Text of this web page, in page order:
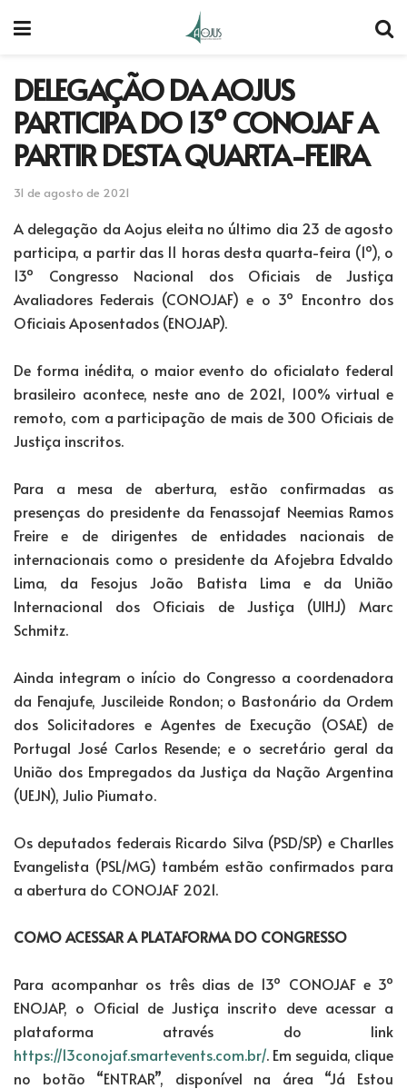
DELEGAÇÃO DA AOJUS
PARTICIPA DO 13º CONOJAF A
PARTIR DESTA QUARTA-FEIRA
31 de agosto de 2021
A delegação da Aojus eleita no último dia 23 de agosto
participa, a partir das 11 horas desta quarta-feira (1º), o
13º Congresso Nacional dos Oficiais de Justiça
Avaliadores Federais (CONOJAF) e o 3º Encontro dos
Oficiais Aposentados (ENOJAP).
De forma inédita, o maior evento do oficialato federal
brasileiro acontece, neste ano de 2021, 100% virtual e
remoto, com a participação de mais de 300 Oficiais de
Justiça inscritos.
Para a mesa de abertura, estão confirmadas as
presenças do presidente da Fenassojaf Neemias Ramos
Freire e de dirigentes de entidades nacionais de
internacionais como o presidente da Afojebra Edvaldo
Lima, da Fesojus João Batista Lima e da União
Internacional dos Oficiais de Justiça (UIHJ) Marc
Schmitz.
Ainda integram o início do Congresso a coordenadora
da Fenajufe, Juscileide Rondon; o Bastonário da Ordem
dos Solicitadores e Agentes de Execução (OSAE) de
Portugal José Carlos Resende; e o secretário geral da
União dos Empregados da Justiça da Nação Argentina
(UEJN), Julio Piumato.
Os deputados federais Ricardo Silva (PSD/SP) e Charlles
Evangelista (PSL/MG) também estão confirmados para
a abertura do CONOJAF 2021.
COMO ACESSAR A PLATAFORMA DO CONGRESSO
Para acompanhar os três dias de 13º CONOJAF e 3º
ENOJAP, o Oficial de Justiça inscrito deve acessar a
plataforma através do link
https://13conojaf.smartevents.com.br/. Em seguida, clique
no botão “ENTRAR”, disponível na área “Já Estou